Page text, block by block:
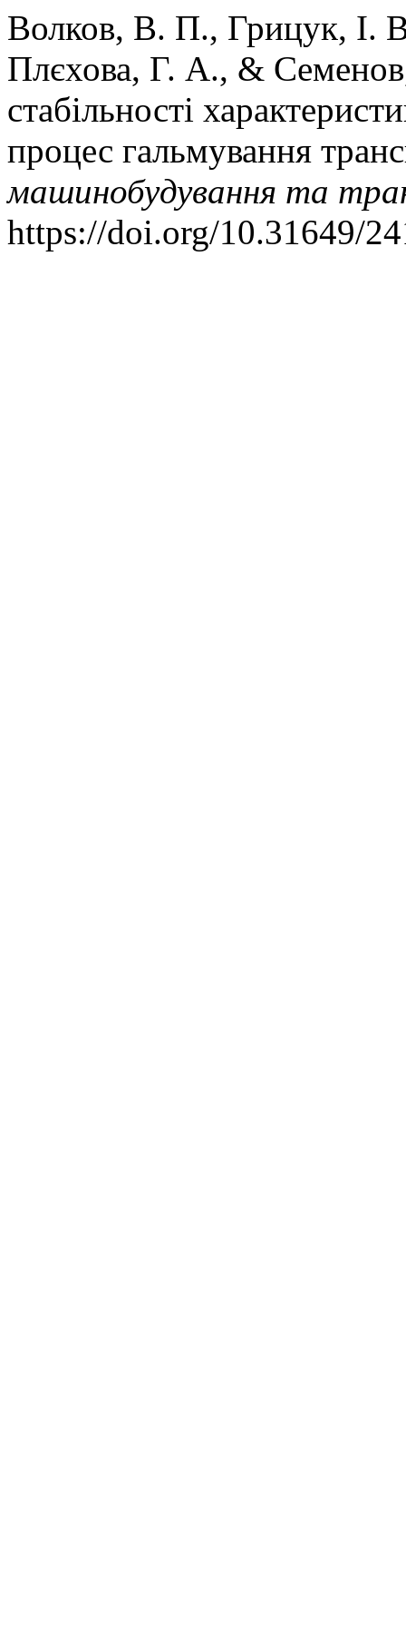
Волков, В. П., Грицук, І.
Плєхова, Г. А., &
стабільності
процес гальмування
машинобудування та
https://doi.org/10.31649/